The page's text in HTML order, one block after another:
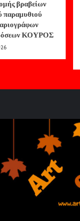
βραβείων
παραμυθιού
ΚΟΥΡΟΣ